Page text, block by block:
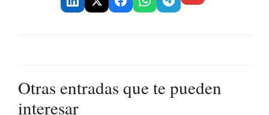
Otras entradas que te pueden
interesar